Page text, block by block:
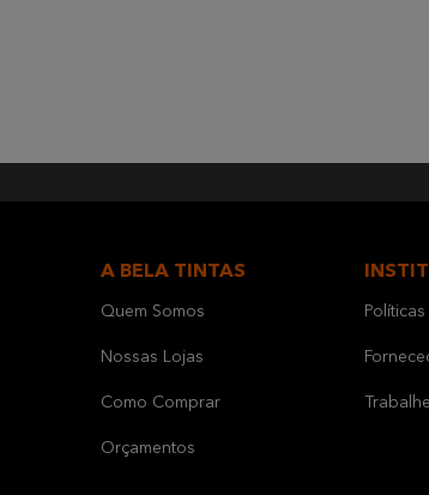
A BELA TINTAS
Quem Somos
Nossas Lojas
Como Comprar
Orçamentos